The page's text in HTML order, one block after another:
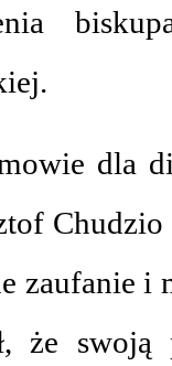
dla
Chudzio
zaufanie i
że swoją